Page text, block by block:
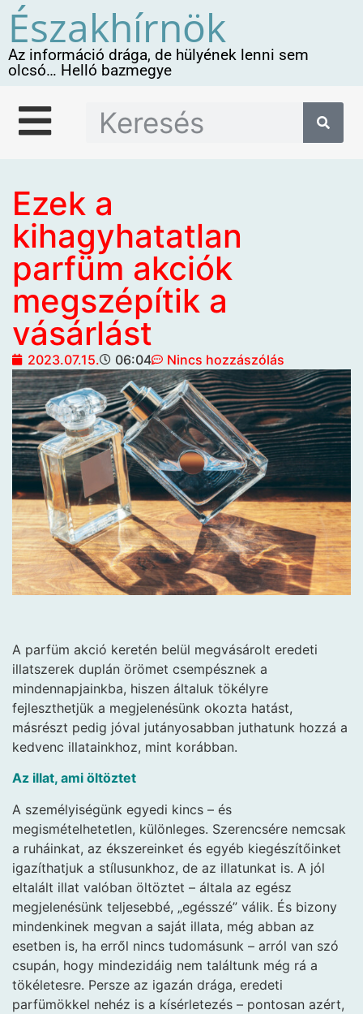
Északhírnök
Az információ drága, de hülyének lenni sem
olcsó… Helló bazmegye
Ezek a
kihagyhatatlan
parfüm akciók
megszépítik a
vásárlást
2023.07.15. 06:04 Nincs hozzászólás
A parfüm akció keretén belül megvásárolt eredeti
illatszerek duplán örömet csempésznek a
mindennapjainkba, hiszen általuk tökélyre
fejleszthetjük a megjelenésünk okozta hatást,
másrészt pedig jóval jutányosabban juthatunk hozzá a
kedvenc illatainkhoz, mint korábban.
Az illat, ami öltöztet
A személyiségünk egyedi kincs – és
megismételhetetlen, különleges. Szerencsére nemcsak
a ruháinkat, az ékszereinket és egyéb kiegészítőinket
igazíthatjuk a stílusunkhoz, de az illatunkat is. A jól
eltalált illat valóban öltöztet – általa az egész
megjelenésünk teljesebbé, „egésszé” válik. És bizony
mindenkinek megvan a saját illata, még abban az
esetben is, ha erről nincs tudomásunk – arról van szó
csupán, hogy mindezidáig nem találtunk még rá a
tökéletesre. Persze az igazán drága, eredeti
parfümökkel nehéz is a kísérletezés – pontosan azért,